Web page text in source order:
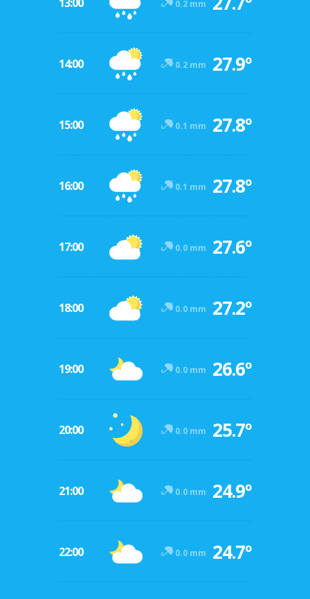
0.2 mm
14:00 0.2 mm 27.9º
15:00 0.1 mm 27.8º
16:00 0.1 mm 27.8º
17:00 0.0 mm 27.6º
18:00 0.0 mm 27.2º
19:00 0.0 mm 26.6º
20:00 0.0 mm 25.7º
21:00 0.0 mm 24.9º
22:00 0.0 mm 24.7º